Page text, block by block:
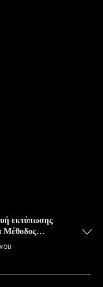
εκτύπωσης
Μέθοδος